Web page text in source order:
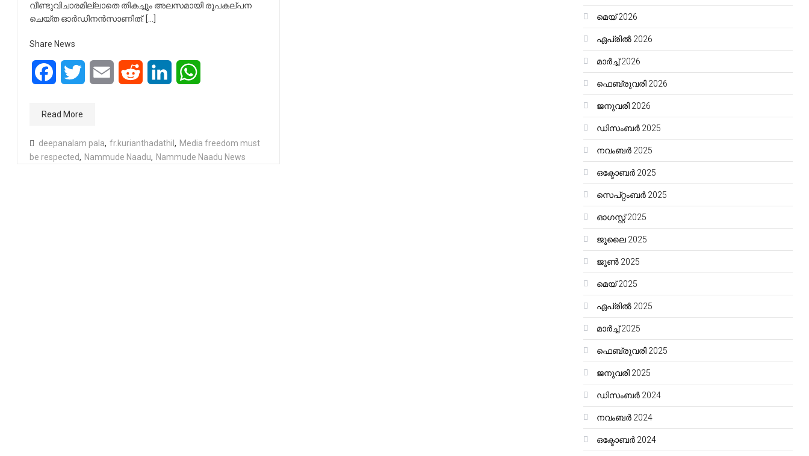
വീണ്ടുവിചാരമില്ലാതെ തികച്ചും അലസമായി രൂപകല്പന
ചെയ്ത ഓര്‍ഡിനന്‍സാണിത്. […]
Share News
FacebookTwitter Email Reddit LinkedIn
Read More
deepanalam pala, fr.kurianthadathil , Media freedom must
be respected, Nammude Naadu, Nammude Naadu News
മെയ്‌ 2026
ഏപ്രിൽ 2026
മാർച്ച്‌ 2026
ഫെബ്രുവരി 2026
ജനുവരി 2026
ഡിസംബർ 2025
നവംബർ 2025
ഒക്ടോബർ 2025
സെപ്റ്റംബർ 2025
ഓഗസ്റ്റ്‌ 2025
ജൂലൈ 2025
ജൂൺ 2025
മെയ്‌ 2025
ഏപ്രിൽ 2025
മാർച്ച്‌ 2025
ഫെബ്രുവരി 2025
ജനുവരി 2025
ഡിസംബർ 2024
നവംബർ 2024
ഒക്ടോബർ 2024